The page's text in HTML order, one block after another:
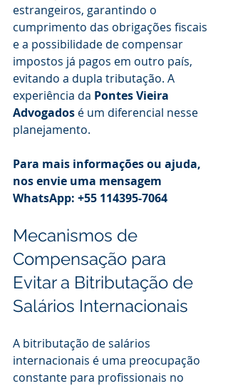
estrangeiros, garantindo o
cumprimento das obrigações fiscais
e a possibilidade de compensar
impostos já pagos em outro país,
evitando a dupla tributação. A
experiência da Pontes Vieira
Advogados é um diferencial nesse
planejamento.
Para mais informações ou ajuda,
nos envie uma mensagem
WhatsApp: +55 114395-7064
Mecanismos de
Compensação para
Evitar a Bitributação de
Salários Internacionais
A bitributação de salários
internacionais é uma preocupação
constante para profissionais no